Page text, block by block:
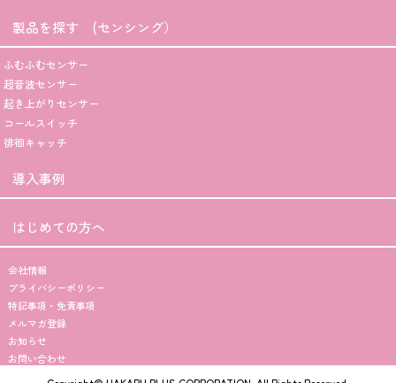
製品を探す (センシング）
ふむふむセンサー
超音波センサー
起き上がりセンサー
コールスイッチ
徘徊キャッチ
導入事例
はじめての方へ
会社情報
プライバシーポリシー
特記事項・免責事項
メルマガ登録
お知らせ
お問い合わせ